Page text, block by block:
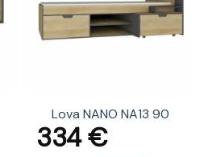
Lova NANO NA13 90
334€